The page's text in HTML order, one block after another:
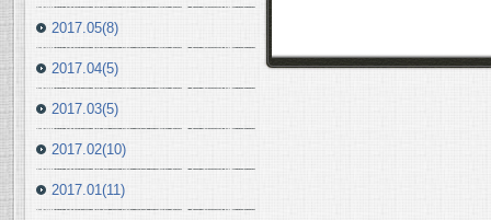
2017.05(8)
2017.04(5)
2017.03(5)
2017.02(10)
2017.01(11)